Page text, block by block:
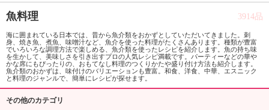
を
見
つ
け
よ
魚料理 3914品
海に囲まれている日本では、昔から魚介類をおかずとしていただいてきました。刺
身、焼き魚、煮魚、味噌汁など、魚介を使った料理がたくさんあります。種類が豊富
でいろいろな調理方法で楽しめる、魚介類を使ったレシピを紹介します。魚の持ち味
を生かして、美味しさを引き出すプロの人気レシピ満載です。パーティーなどの華や
かな席にもぴったりの、おもてなし料理のつくりかたや盛り付け方法も紹介します。
魚介類のおかずは、味付けのバリエーションも豊富。和食、洋食、中華、エスニック
と料理のジャンルで、簡単にレシピが探せます。
その他のカテゴリ